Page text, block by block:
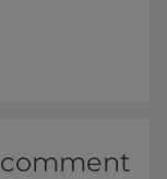
comment